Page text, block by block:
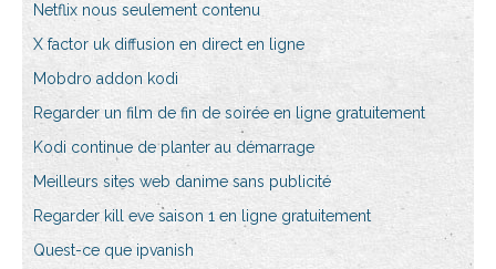
Netflix nous seulement contenu
X factor uk diffusion en direct en ligne
Mobdro addon kodi
Regarder un film de fin de soirée en ligne gratuitement
Kodi continue de planter au démarrage
Meilleurs sites web danime sans publicité
Regarder kill eve saison 1 en ligne gratuitement
Quest-ce que ipvanish